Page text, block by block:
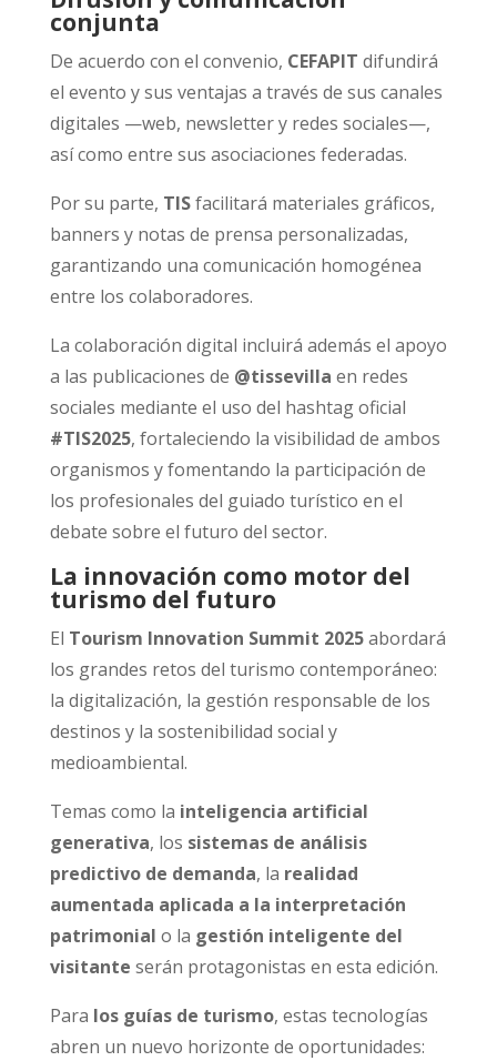
conjunta
De acuerdo con el convenio, CEFAPIT difundirá
el evento y sus ventajas a través de sus canales
digitales —web, newsletter y redes sociales—,
así como entre sus asociaciones federadas.
Por su parte, TISfacilitará materiales gráficos,
banners y notas de prensa personalizadas,
garantizando una comunicación homogénea
entre los colaboradores.
La colaboración digital incluirá además el apoyo
a las publicaciones de @tissevilla en redes
sociales mediante el uso del hashtag oficial
#TIS2025, fortaleciendo la visibilidad de ambos
organismos y fomentando la participación de
los profesionales del guiado turístico en el
debate sobre el futuro del sector.
La innovación como motor del
turismo del futuro
El Tourism Innovation Summit 2025abordará
los grandes retos del turismo contemporáneo:
la digitalización, la gestión responsable de los
destinos y la sostenibilidad social y
medioambiental.
Temas como la inteligencia artificial
generativa, los sistemas de análisis
predictivo de demanda, la realidad
aumentada aplicada a la interpretación
patrimonial o la gestión inteligente del
visitante serán protagonistas en esta edición.
Para los guías de turismo, estas tecnologías
abren un nuevo horizonte de oportunidades: